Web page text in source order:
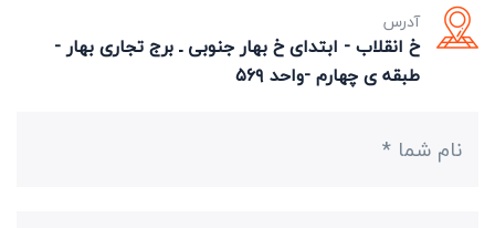
آدرس
خ انقلاب - ابتدای خ بهار جنوبی ـ برج تجاری بهار -
طبقه ی چهارم -واحد ۵۶۹